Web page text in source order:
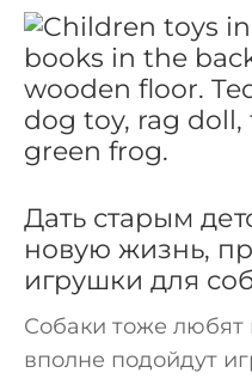
Дать старым
новую жизнь,
игрушки для
Собаки тоже
вполне подойдут